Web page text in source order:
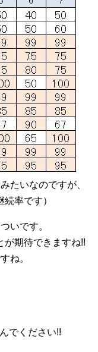
たいなのですが、
率です）
いです。
が期待できますね!!
ね。
でください!!